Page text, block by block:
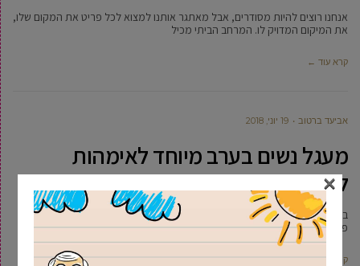
אנחנו רוצים להיות מסודרים, אבל מאתגר אותנו למצוא לכל פריט את המקום שלו,
את המיקום המדויק לו. המרחב הביתי מכיל
קרא עוד ←
אביעד ברטוב 19 יוני, 2018
מעגל נשים בערב מיוחד לאימהות
לילדים מיוחדים
בנות מעגל נשים גבעת שמואל, בשיתוף האגף לשירותים חברתיים, הפיקו ערב
פינוק מיוחד לעשרות אימהות לילדים עם צרכים מיוחדים. יו”ר
קרא עוד ←
×